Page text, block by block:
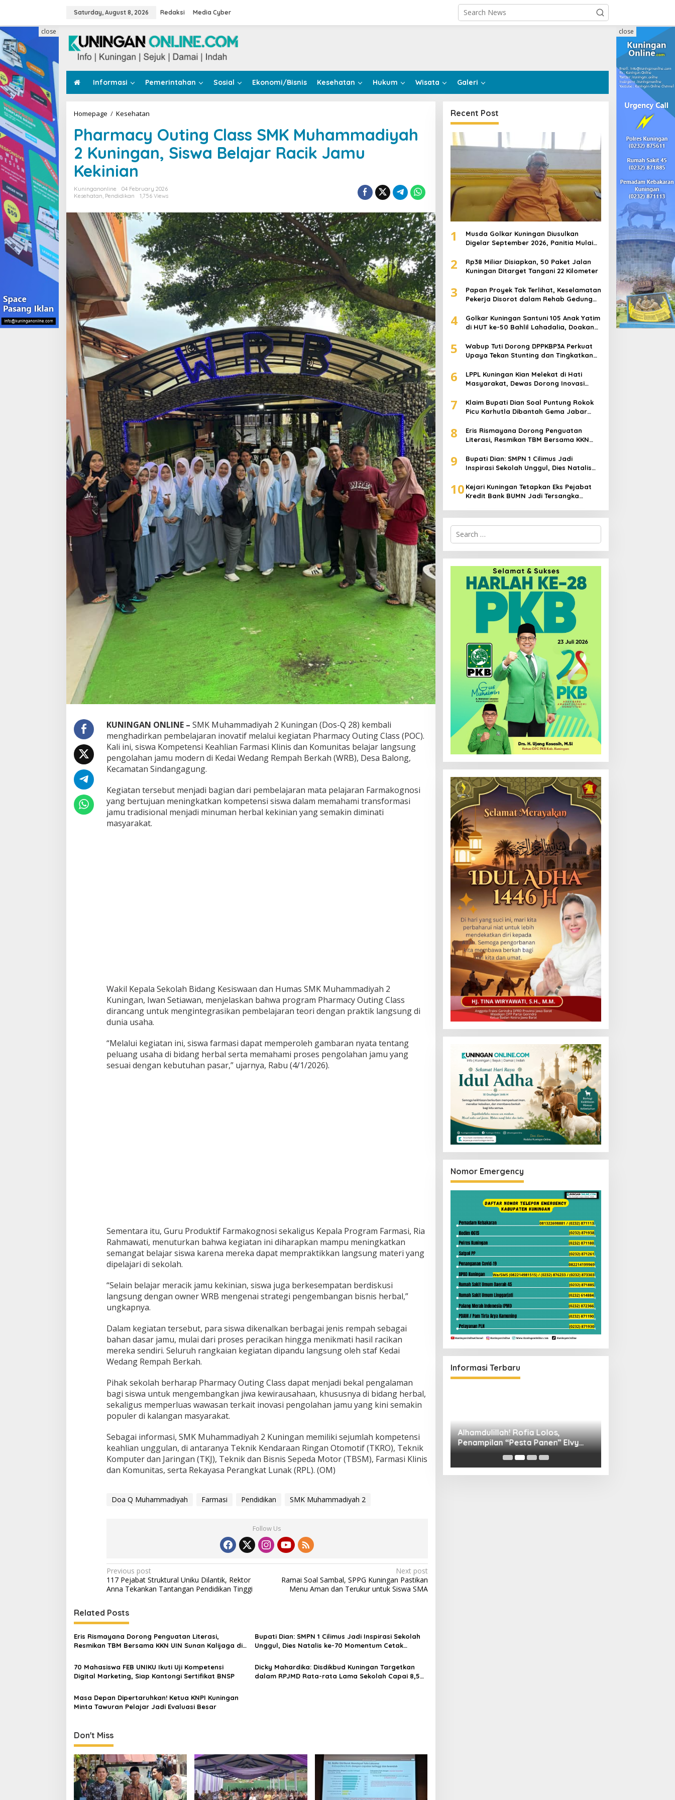
Saturday, August 8, 2026 Redaksi Media Cyber
Informasi Pemerintahan Sosial Ekonomi/Bisnis Kesehatan Hukum Wisata Galeri
close close
Homepage / Kesehatan
Class
SMK
Muhammadiyah
2
Belajar
Racik
Kekinian
Pharmacy Outing Class SMK Muhammadiyah
2 Kuningan, Siswa Belajar Racik Jamu
Kekinian
Kuninganonline
04 February 2026
Kesehatan Pendidikan 1,756 Views
KUNINGAN ONLINE – SMK Muhammadiyah 2 Kuningan (Dos-Q 28) kembali
menghadirkan pembelajaran inovatif melalui kegiatan Pharmacy Outing Class (POC).
Kali ini, siswa Kompetensi Keahlian Farmasi Klinis dan Komunitas belajar langsung
pengolahan jamu modern di Kedai Wedang Rempah Berkah (WRB), Desa Balong,
Kecamatan Sindangagung.
Kegiatan tersebut menjadi bagian dari pembelajaran mata pelajaran Farmakognosi
yang bertujuan meningkatkan kompetensi siswa dalam memahami transformasi
jamu tradisional menjadi minuman herbal kekinian yang semakin diminati
masyarakat.
Wakil Kepala Sekolah Bidang Kesiswaan dan Humas SMK Muhammadiyah 2
Kuningan, Iwan Setiawan, menjelaskan bahwa program Pharmacy Outing Class
dirancang untuk mengintegrasikan pembelajaran teori dengan praktik langsung di
dunia usaha.
“Melalui kegiatan ini, siswa farmasi dapat memperoleh gambaran nyata tentang
peluang usaha di bidang herbal serta memahami proses pengolahan jamu yang
sesuai dengan kebutuhan pasar,” ujarnya, Rabu (4/1/2026).
Sementara itu, Guru Produktif Farmakognosi sekaligus Kepala Program Farmasi, Ria
Rahmawati, menuturkan bahwa kegiatan ini diharapkan mampu meningkatkan
semangat belajar siswa karena mereka dapat mempraktikkan langsung materi yang
dipelajari di sekolah.
“Selain belajar meracik jamu kekinian, siswa juga berkesempatan berdiskusi
langsung dengan owner WRB mengenai strategi pengembangan bisnis herbal,”
ungkapnya.
Dalam kegiatan tersebut, para siswa dikenalkan berbagai jenis rempah sebagai
bahan dasar jamu, mulai dari proses peracikan hingga menikmati hasil racikan
mereka sendiri. Seluruh rangkaian kegiatan dipandu langsung oleh staf Kedai
Wedang Rempah Berkah.
Pihak sekolah berharap Pharmacy Outing Class dapat menjadi bekal pengalaman
bagi siswa untuk mengembangkan jiwa kewirausahaan, khususnya di bidang herbal,
sekaligus memperluas wawasan terkait inovasi pengolahan jamu yang kini semakin
populer di kalangan masyarakat.
Sebagai informasi, SMK Muhammadiyah 2 Kuningan memiliki sejumlah kompetensi
keahlian unggulan, di antaranya Teknik Kendaraan Ringan Otomotif (TKRO), Teknik
Komputer dan Jaringan (TKJ), Teknik dan Bisnis Sepeda Motor (TBSM), Farmasi Klinis
dan Komunitas, serta Rekayasa Perangkat Lunak (RPL). (OM)
Doa Q Muhammadiyah Farmasi Pendidikan SMK Muhammadiyah 2
Follow Us
Post
navigation
Previous post
117 Pejabat Struktural Uniku Dilantik, Rektor
Anna Tekankan Tantangan Pendidikan Tinggi
Next post
Ramai Soal Sambal, SPPG Kuningan Pastikan
Menu Aman dan Terukur untuk Siswa SMA
Related Posts
Eris Rismayana Dorong Penguatan Literasi,
Resmikan TBM Bersama KKN UIN Sunan Kalijaga di
Bupati Dian: SMPN 1 Cilimus Jadi Inspirasi Sekolah
Unggul, Dies Natalis ke-70 Momentum Cetak
70 Mahasiswa FEB UNIKU Ikuti Uji Kompetensi
Digital Marketing, Siap Kantongi Sertifikat BNSP
Dicky Mahardika: Disdikbud Kuningan Targetkan
dalam RPJMD Rata-rata Lama Sekolah Capai 8,5
Masa Depan Dipertaruhkan! Ketua KNPI Kuningan
Minta Tawuran Pelajar Jadi Evaluasi Besar
Don't Miss
Recent Post
1
Musda Golkar Kuningan Diusulkan
Digelar September 2026, Panitia Mulai
2
Rp38 Miliar Disiapkan, 50 Paket Jalan
Kuningan Ditarget Tangani 22 Kilometer
3
Papan Proyek Tak Terlihat, Keselamatan
Pekerja Disorot dalam Rehab Gedung
4
Golkar Kuningan Santuni 105 Anak Yatim
di HUT ke-50 Bahlil Lahadalia, Doakan
5
Wabup Tuti Dorong DPPKBP3A Perkuat
Upaya Tekan Stunting dan Tingkatkan
6
LPPL Kuningan Kian Melekat di Hati
Masyarakat, Dewas Dorong Inovasi
7
Klaim Bupati Dian Soal Puntung Rokok
Picu Karhutla Dibantah Gema Jabar
8
Eris Rismayana Dorong Penguatan
Literasi, Resmikan TBM Bersama KKN
9
Bupati Dian: SMPN 1 Cilimus Jadi
Inspirasi Sekolah Unggul, Dies Natalis
10 Kejari Kuningan Tetapkan Eks Pejabat
Kredit Bank BUMN Jadi Tersangka
Search
for:
Nomor Emergency
Informasi Terbaru
LPPL Kuningan Kian Melekat di
Hati Masyarakat, Dewas Dorong
Inovasi Penyiaran Digital
Alhamdulillah! Rofia Lolos,
Penampilan “Pesta Panen” Elvy
Sukaesih Berbuah Manis